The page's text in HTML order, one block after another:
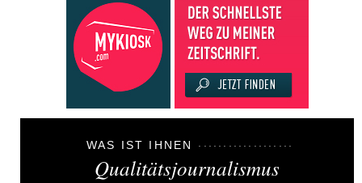
WAS IST IHNEN
Qualitätsjournalismus